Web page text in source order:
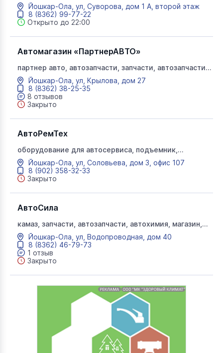
Йошкар-Ола, ул, Суворова, дом 1 А, второй этаж
8 (8362) 99-77-22
Открыто до 22:00
Автомагазин «ПартнерАВТО»
партнер авто, автозапчасти, запчасти, автозапчасти
для иномарок, запчасти для иномарок, масло,
фильтры, иномарки, запчасти ВАЗ, запчасти АвтоВАЗ,
автозапчасти ВАЗ, автохимия, аксессуары, в наличии,
на заказ, запчасти на заказ
Йошкар-Ола, ул, Крылова, дом 27
8 (8362) 38-25-35
8 отзывов
Закрыто
АвтоРемТех
оборудование для автосервиса, подъемник,
шиномонтаж
Йошкар-Ола, ул, Соловьева, дом 3, офис 107
8 (902) 358-32-33
Закрыто
АвтоСила
камаз, запчасти, автозапчасти, автохимия, магазин,
каминс, cummins, zf, ремонт камаз, инструменты, авто
силаЙошкар-Ола, ул, Водопроводная, дом 40
8 (8362) 46-79-73
1 отзыв
Закрыто